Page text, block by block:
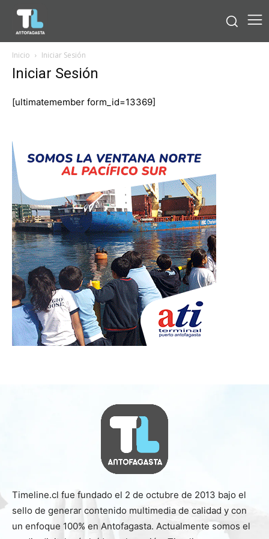
Inicio Iniciar Sesión
Iniciar Sesión
[ultimatemember form_id=13369]
Timeline.cl fue fundado el 2 de octubre de 2013 bajo el
sello de generar contenido multimedia de calidad y con
un enfoque 100% en Antofagasta. Actualmente somos el